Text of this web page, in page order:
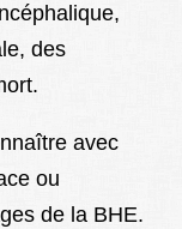
des
avec
ou
de la BHE.